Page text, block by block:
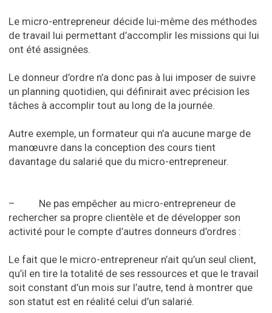
Le micro-entrepreneur décide lui-même des méthodes
de travail lui permettant d’accomplir les missions qui lui
ont été assignées.
Le donneur d’ordre n’a donc pas à lui imposer de suivre
un planning quotidien, qui définirait avec précision les
tâches à accomplir tout au long de la journée.
Autre exemple, un formateur qui n’a aucune marge de
manœuvre dans la conception des cours tient
davantage du salarié que du micro-entrepreneur.
– Ne pas empêcher au micro-entrepreneur de
rechercher sa propre clientèle et de développer son
activité pour le compte d’autres donneurs d’ordres :
Le fait que le micro-entrepreneur n’ait qu’un seul client,
qu’il en tire la totalité de ses ressources et que le travail
soit constant d’un mois sur l’autre, tend à montrer que
son statut est en réalité celui d’un salarié.